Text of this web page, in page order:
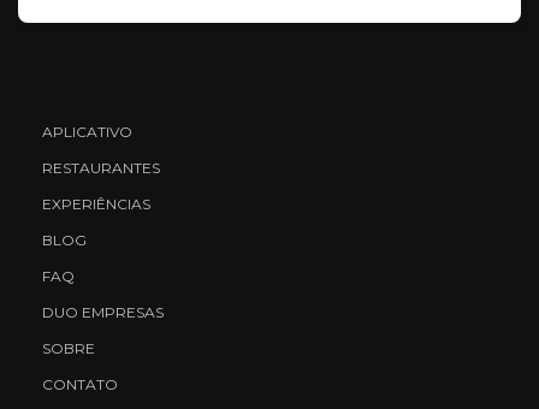
APLICATIVO
RESTAURANTES
EXPERIÊNCIAS
BLOG
FAQ
DUO EMPRESAS
SOBRE
CONTATO